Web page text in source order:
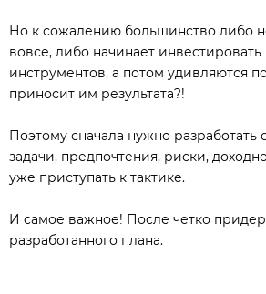
Но к сожалению большинство либо
вовсе, либо начинает инвестировать
инструментов, а потом удивляются
приносит им результата?!
Поэтому сначала нужно разработать
задачи, предпочтения, риски,
уже приступать к тактике.
И самое важное! После четко
разработанного плана.